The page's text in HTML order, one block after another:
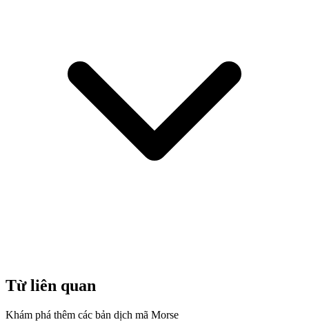
Từ liên quan
Khám phá thêm các bản dịch mã Morse